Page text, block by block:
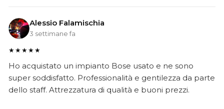
Alessio Falamischia
3 settimane fa
★★★★★
Ho acquistato un impianto Bose usato e ne sono
super soddisfatto. Professionalità e gentilezza da parte
dello staff. Attrezzatura di qualità e buoni prezzi.